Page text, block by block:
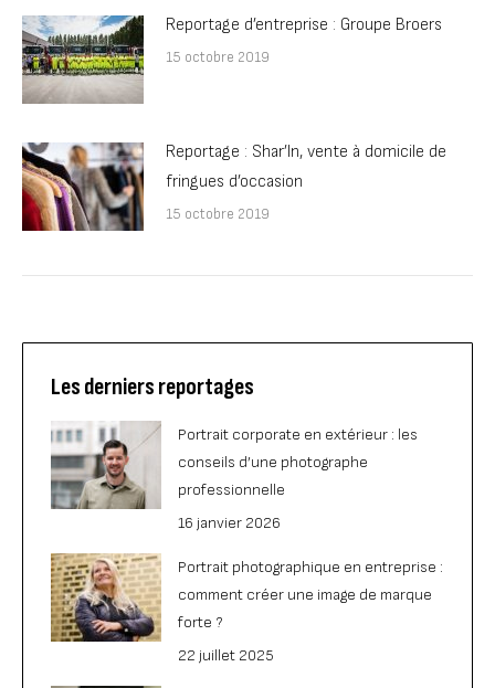
Reportage d’entreprise : Groupe Broers
15 octobre 2019
Reportage : Shar’In, vente à domicile de
fringues d’occasion
15 octobre 2019
Les derniers reportages
Portrait corporate en extérieur : les
conseils d’une photographe
professionnelle
16 janvier 2026
Portrait photographique en entreprise :
comment créer une image de marque
forte ?
22 juillet 2025